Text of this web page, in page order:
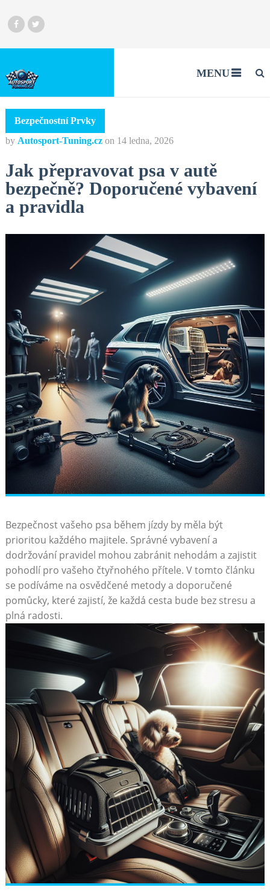
MENU
Bezpečnostní Prvky
by Autosport-Tuning.cz on 14 ledna, 2026
Jak přepravovat psa v autě
bezpečně? Doporučené vybavení
a pravidla
Bezpečnost vašeho psa během⁢ jízdy by měla být​
prioritou každého majitele. Správné vybavení a‍
dodržování pravidel mohou zabránit nehodám a zajistit
pohodlí pro vašeho čtyřnohého‍ přítele. V tomto článku
se podíváme na osvědčené metody a doporučené
pomůcky, které zajistí, že každá⁤ cesta ​bude bez stresu a
plná radosti.